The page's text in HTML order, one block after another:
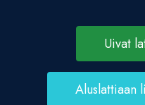
Uivat
Aluslattiaan